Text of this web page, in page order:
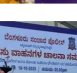
ಭರ್ತಿಗೆ
ಪೊಲೀಸ್ ಇಲಾಖೆಯು
ಈ ಬಗ್ಗೆ ನನಗೆ ಹೆಮ್ಮೆ ಇದೆ